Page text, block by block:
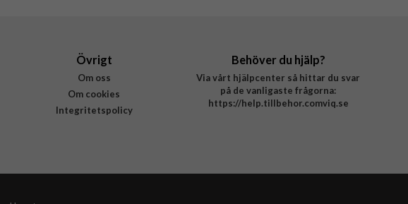
Övrigt
Om oss
Om cookies
Integritetspolicy
Behöver du hjälp?
Via vårt hjälpcenter så hittar du svar
på de vanligaste frågorna:
https://help.tillbehor.comviq.se